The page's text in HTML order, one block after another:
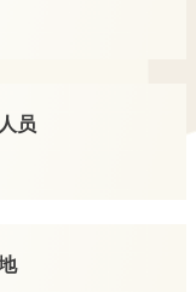
续深化四省一市的高
数智化建设重点难点
人工智能开发及应用
员